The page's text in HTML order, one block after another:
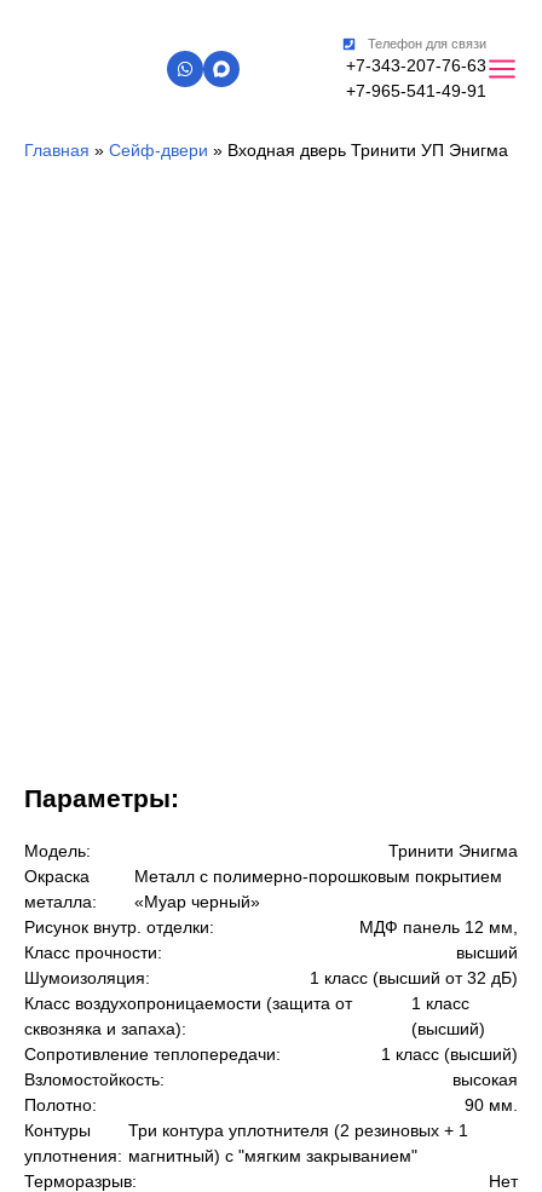
Телефон для связи
+7-343-207-76-63
+7-965-541-49-91
Окна
Главная » Сейф-двери » Входная дверь Тринити УП Энигма
Параметры:
Модель:
Тринити Энигма
Окраска
металла:
Металл с полимерно-порошковым покрытием
«Муар черный»
Рисунок внутр. отделки:
МДФ панель 12 мм,
Класс прочности:
высший
Шумоизоляция:
1 класс (высший от 32 дБ)
Класс воздухопроницаемости (защита от
сквозняка и запаха):
1 класс
(высший)
Сопротивление теплопередачи:
1 класс (высший)
Взломостойкость:
высокая
Полотно:
90 мм.
Контуры
уплотнения:
Три контура уплотнителя (2 резиновых + 1
магнитный) с "мягким закрыванием"
Терморазрыв:
Нет